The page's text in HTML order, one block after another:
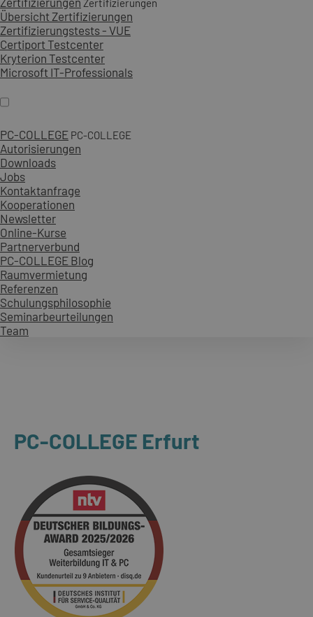
Zertifizierungen
Übersicht Zertifizierungen
Zertifizierungstests - VUE
Certiport Testcenter
Kryterion Testcenter
Microsoft IT-Professionals
PC-COLLEGE PC-COLLEGE
Autorisierungen
Downloads
Jobs
Kontaktanfrage
Kooperationen
Newsletter
Online-Kurse
Partnerverbund
PC-COLLEGE Blog
Raumvermietung
Referenzen
Schulungsphilosophie
Seminarbeurteilungen
Team
PC-COLLEGE Erfurt